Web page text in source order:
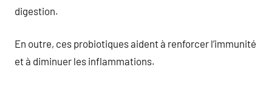
digestion.
En outre, ces probiotiques aident à renforcer l’immunité
et à diminuer les inflammations.